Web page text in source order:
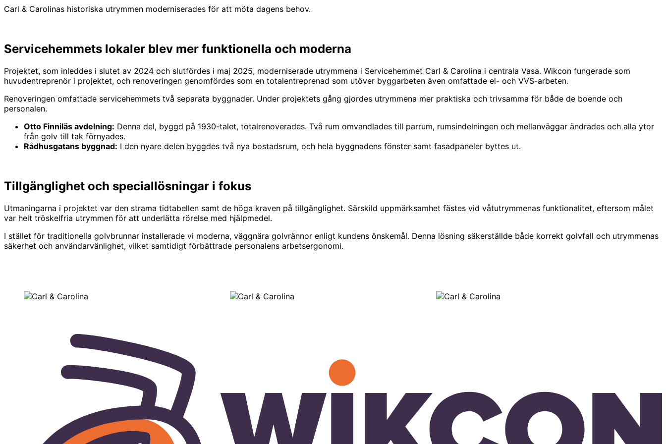
Carl & Carolinas historiska utrymmen moderniserades för att möta dagens behov.
Servicehemmets lokaler blev mer funktionella och moderna
Projektet, som inleddes i slutet av 2024 och slutfördes i maj 2025, moderniserade utrymmena i Servicehemmet Carl & Carolina i centrala Vasa. Wikcon fungerade som
huvudentreprenör i projektet, och renoveringen genomfördes som en totalentreprenad som utöver byggarbeten även omfattade el- och VVS-arbeten.
Renoveringen omfattade servicehemmets två separata byggnader. Under projektets gång gjordes utrymmena mer praktiska och trivsamma för både de boende och
personalen.
Otto Finniläs avdelning: Denna del, byggd på 1930-talet, totalrenoverades. Två rum omvandlades till parrum, rumsindelningen och mellanväggar ändrades och alla ytor
från golv till tak förnyades.
Rådhusgatans byggnad: I den nyare delen byggdes två nya bostadsrum, och hela byggnadens fönster samt fasadpaneler byttes ut.
Tillgänglighet och speciallösningar i fokus
Utmaningarna i projektet var den strama tidtabellen samt de höga kraven på tillgänglighet. Särskild uppmärksamhet fästes vid våtutrymmenas funktionalitet, eftersom målet
var helt tröskelfria utrymmen för att underlätta rörelse med hjälpmedel.
I stället för traditionella golvbrunnar installerade vi moderna, väggnära golvrännor enligt kundens önskemål. Denna lösning säkerställde både korrekt golvfall och utrymmenas
säkerhet och användarvänlighet, vilket samtidigt förbättrade personalens arbets­ergonomi.